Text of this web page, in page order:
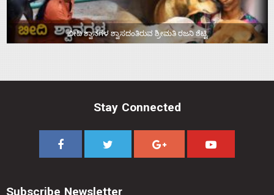
ಬೀದಿ ಶ್ವಾನಗಳ ಶ್ವಾಸದಂತಿರುವ ಶ್ರೀಮತಿ ರಜನಿ ಶೆಟ್ಟಿ
Stay Connected